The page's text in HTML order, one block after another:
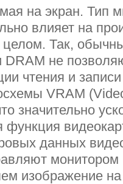
на экран. Тип
влияет на
целом. Так,
не
чтения и
VRAM
значительно
функция
данных
изображение